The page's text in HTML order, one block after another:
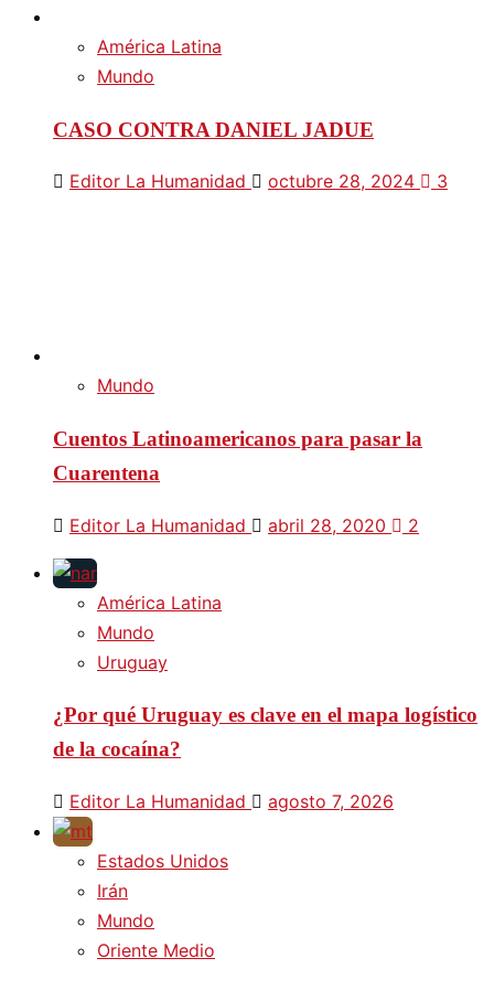
América Latina
Mundo
CASO CONTRA DANIEL JADUE
Editor La Humanidad octubre 28, 2024 3
Mundo
Cuentos Latinoamericanos para pasar la
Cuarentena
Editor La Humanidad abril 28, 2020 2
América Latina
Mundo
Uruguay
¿Por qué Uruguay es clave en el mapa logístico
de la cocaína?
Editor La Humanidad agosto 7, 2026
Estados Unidos
Irán
Mundo
Oriente Medio